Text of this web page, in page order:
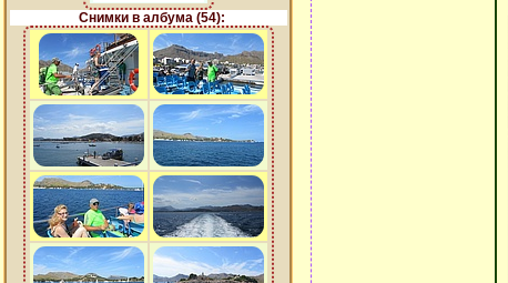
Снимки в албума (54):